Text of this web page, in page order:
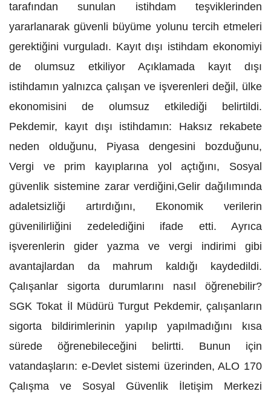
tarafından sunulan istihdam teşviklerinden
yararlanarak güvenli büyüme yolunu tercih etmeleri
gerektiğini vurguladı. Kayıt dışı istihdam ekonomiyi
de olumsuz etkiliyor Açıklamada kayıt dışı
istihdamın yalnızca çalışan ve işverenleri değil, ülke
ekonomisini de olumsuz etkilediği belirtildi.
Pekdemir, kayıt dışı istihdamın: Haksız rekabete
neden olduğunu, Piyasa dengesini bozduğunu,
Vergi ve prim kayıplarına yol açtığını, Sosyal
güvenlik sistemine zarar verdiğini,Gelir dağılımında
adaletsizliği artırdığını, Ekonomik verilerin
güvenilirliğini zedelediğini ifade etti. Ayrıca
işverenlerin gider yazma ve vergi indirimi gibi
avantajlardan da mahrum kaldığı kaydedildi.
Çalışanlar sigorta durumlarını nasıl öğrenebilir?
SGK Tokat İl Müdürü Turgut Pekdemir, çalışanların
sigorta bildirimlerinin yapılıp yapılmadığını kısa
sürede öğrenebileceğini belirtti. Bunun için
vatandaşların: e-Devlet sistemi üzerinden, ALO 170
Çalışma ve Sosyal Güvenlik İletişim Merkezi